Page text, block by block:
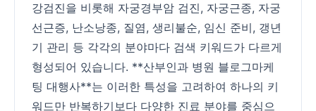
강검진을 비롯해 자궁경부암 검진, 자궁근종, 자궁
선근증, 난소낭종, 질염, 생리불순, 임신 준비, 갱년
기 관리 등 각각의 분야마다 검색 키워드가 다르게
형성되어 있습니다. **산부인과 병원 블로그마케
팅 대행사**는 이러한 특성을 고려하여 하나의 키
워드만 반복하기보다 다양한 진료 분야를 중심으